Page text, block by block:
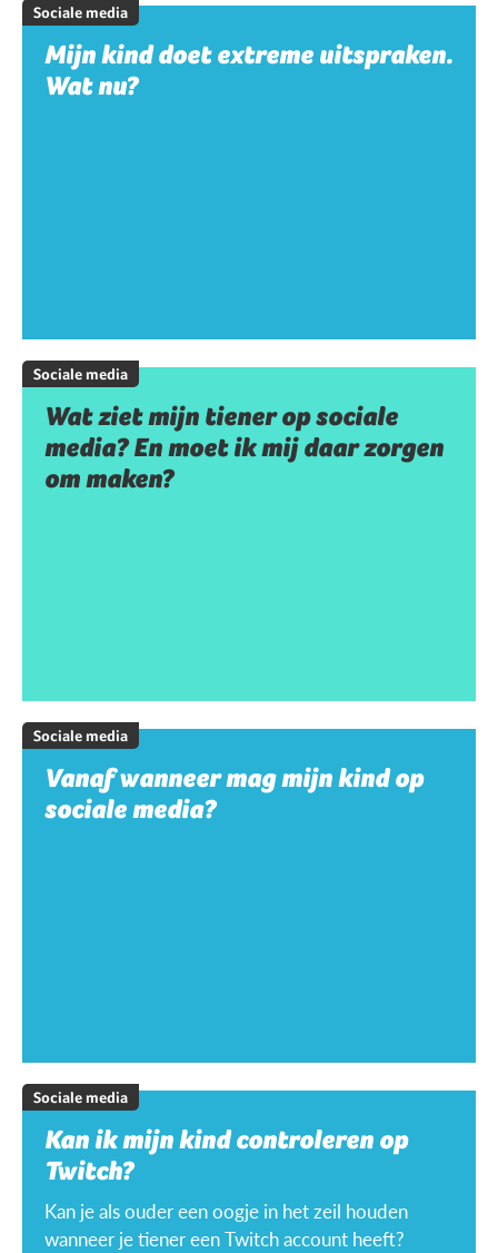
Sociale media
Mijn kind doet extreme uitspraken.
Wat nu?
Sociale media
Wat ziet mijn tiener op sociale
media? En moet ik mij daar zorgen
om maken?
Sociale media
Vanaf wanneer mag mijn kind op
sociale media?
Sociale media
Kan ik mijn kind controleren op
Twitch?
Kan je als ouder een oogje in het zeil houden
wanneer je tiener een Twitch account heeft?